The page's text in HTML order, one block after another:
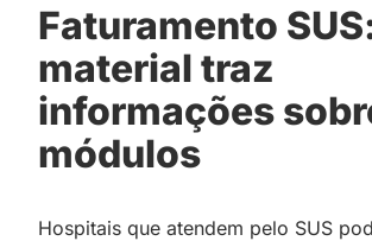
Faturamento
material traz
informações
módulos
Hospitais que atendem pelo SUS